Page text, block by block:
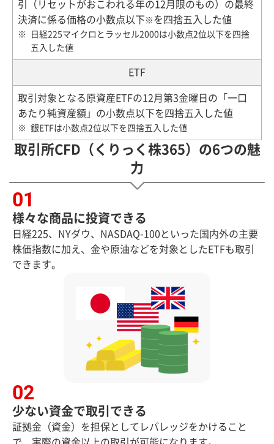
引（リセットがおこわれる年の12月限のもの）の最終
決済に係る価格の小数点以下 ※ を四捨五入した値
日経225マイクロとラッセル2000は小数点2位以下を四捨
五入した値
ETF
取引対象となる原資産ETFの12月第3金曜日の「一口
あたり純資産額」の小数点以下を四捨五入した値
銀ETFは小数点2位以下を四捨五入した値
取引所CFD（くりっく株365）の6つの魅
力
様々な商品に投資できる
日経225、NYダウ、NASDAQ-100といった国内外の主要
株価指数に加え、金や原油などを対象としたETFも取引
できます。
少ない資金で取引できる
証拠金（資金）を担保としてレバレッジをかけること